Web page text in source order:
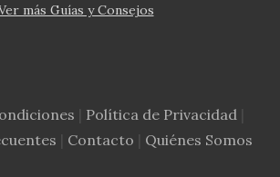
más Guías y Consejos
Política de Privacidad|
Contacto Quiénes Somos